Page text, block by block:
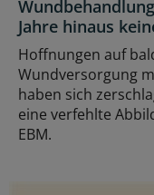
Jahre hinaus
Hoffnungen auf
Wundversorgung
haben sich
eine verfehlte
EBM.